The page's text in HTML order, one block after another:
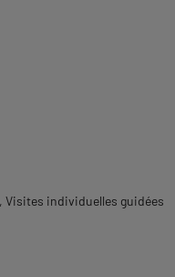
Visites individuelles guidées